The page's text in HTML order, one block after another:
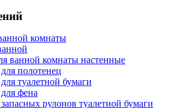
комнаты
ванной комнаты настенные
полотенец
туалетной бумаги
фена
рулонов туалетной бумаги